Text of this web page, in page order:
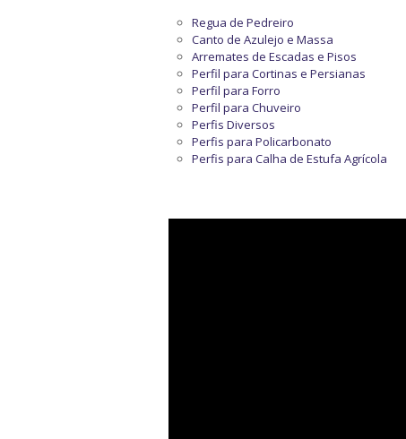
Regua de Pedreiro
Canto de Azulejo e Massa
Arremates de Escadas e Pisos
Perfil para Cortinas e Persianas
Perfil para Forro
Perfil para Chuveiro
Perfis Diversos
Perfis para Policarbonato
Perfis para Calha de Estufa Agrícola